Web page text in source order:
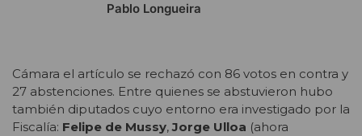
Pablo Longueira
Cámara el artículo se rechazó con 86 votos en contra y
27 abstenciones. Entre quienes se abstuvieron hubo
también diputados cuyo entorno era investigado por la
Fiscalía: Felipe de Mussy,Jorge Ulloa (ahora